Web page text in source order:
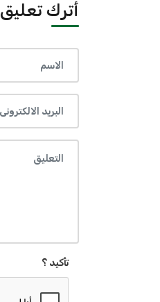
أترك تعليق
تأكيد ؟